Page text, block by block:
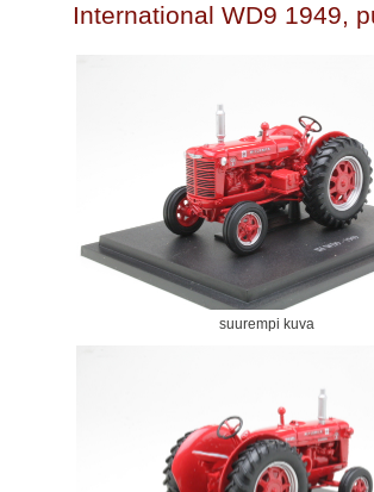
International WD9 1949,
suurempi kuva